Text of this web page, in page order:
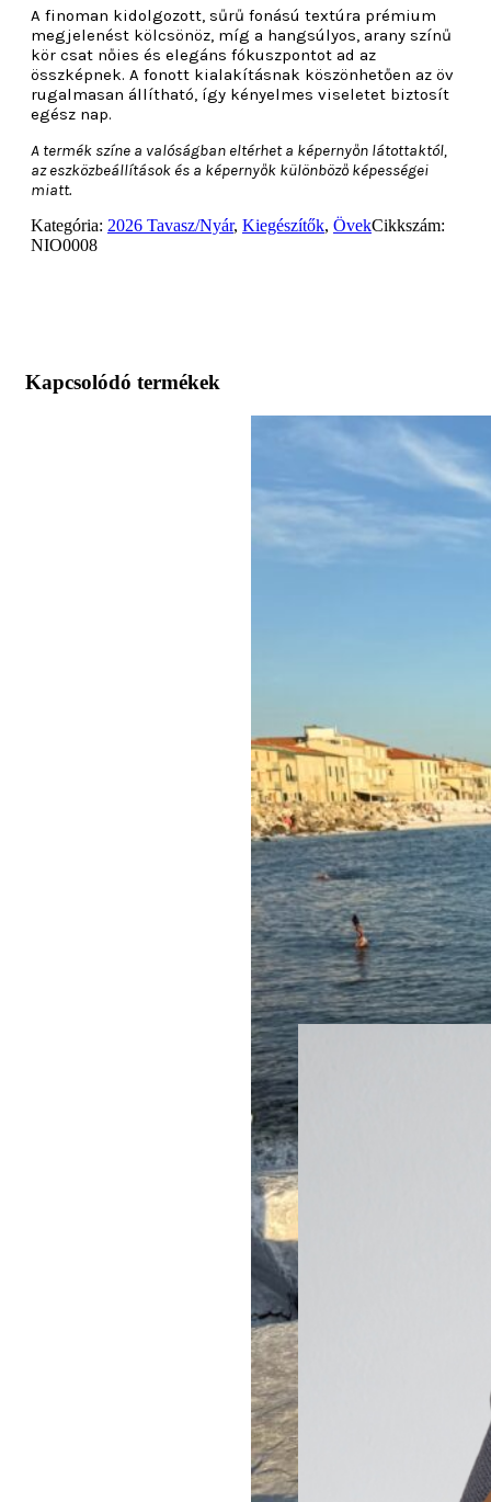
A finoman kidolgozott, sűrű fonású textúra prémium
megjelenést kölcsönöz, míg a hangsúlyos, arany színű
kör csat nőies és elegáns fókuszpontot ad az
összképnek. A fonott kialakításnak köszönhetően az öv
rugalmasan állítható, így kényelmes viseletet biztosít
egész nap.
A termék színe a valóságban eltérhet a képernyőn látottaktól,
az eszközbeállítások és a képernyők különböző képességei
miatt.
Kategória: 2026 Tavasz/Nyár, Kiegészítők, ÖvekCikkszám:
NIO0008
Kapcsolódó termékek